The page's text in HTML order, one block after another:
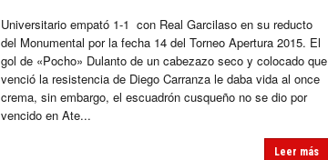
Universitario empató 1-1 con Real Garcilaso en su reducto
del Monumental por la fecha 14 del Torneo Apertura 2015. El
gol de «Pocho» Dulanto de un cabezazo seco y colocado que
venció la resistencia de Diego Carranza le daba vida al once
crema, sin embargo, el escuadrón cusqueño no se dio por
vencido en Ate...
Leer más